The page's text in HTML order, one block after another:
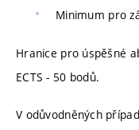
Minimum pro
Hranice pro úspěšné
ECTS - 50 bodů.
V odůvodněných